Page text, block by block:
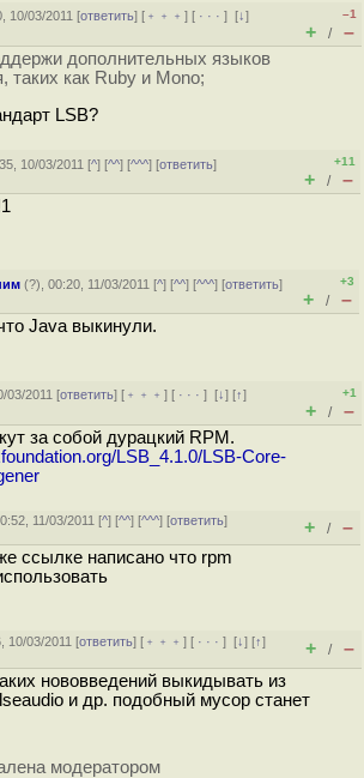
10/03/2011 [ответить] [ ﹢﹢﹢] [ · · ·][↓]
–1
+ / –
дополнительных языков
таких как Ruby и Mono;
LSB?
10/03/2011 [^] [^^] [^^^] [ответить]
+11
+ / –
(?), 00:20, 11/03/2011 [^] [^^] [^^^] [ответить]
+3
+ / –
Java выкинули.
03/2011 [ответить] [ ﹢﹢﹢] [ · · ·][↓] [↑]
+1
+ / –
за собой дурацкий RPM.
LSB_4.1.0/LSB-Core-
11/03/2011 [^] [^^] [^^^] [ответить]
+ / –
ссылке написано что rpm
10/03/2011 [ответить] [ ﹢﹢﹢] [ · · ·][↓] [↑]
+ / –
нововведений выкидывать из
и др. подобный мусор станет
модератором